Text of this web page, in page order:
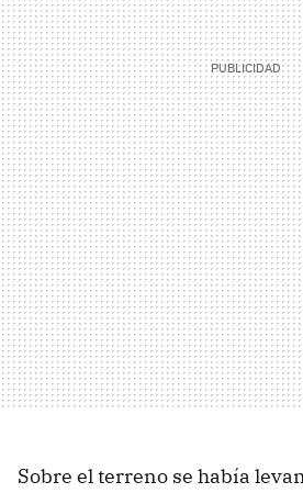
Sobre el terreno se había